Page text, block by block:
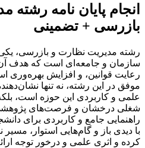
انجام پایان نامه
بازرسی + تضمینی
رشته مدیریت نظارت و بازرسی،
سازمان و جامعه‌ای است که هدف
رعایت قوانین، و افزایش بهره‌وری
موفق در این رشته، نه تنها
علمی و کاربردی این حوزه است،
شغلی درخشان و فرصت‌های پژوهشی
راهنمایی جامع و کاربردی برای
با دیدی باز و گام‌هایی استوار،
کرده و اثری علمی و درخور توجه